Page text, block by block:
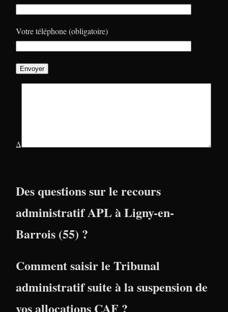
Votre téléphone (obligatoire)
Δ
Des questions sur le recours
administratif APL à Ligny-en-
Barrois (55) ?
Comment saisir le Tribunal
administratif suite à la suspension de
vos allocations CAF ?